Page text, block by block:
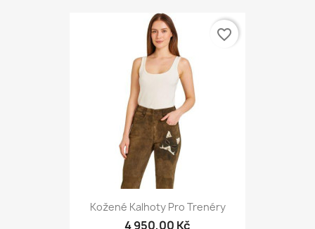
Kožené Kalhoty Pro Trenéry
4 950,00 Kč
favorite_border